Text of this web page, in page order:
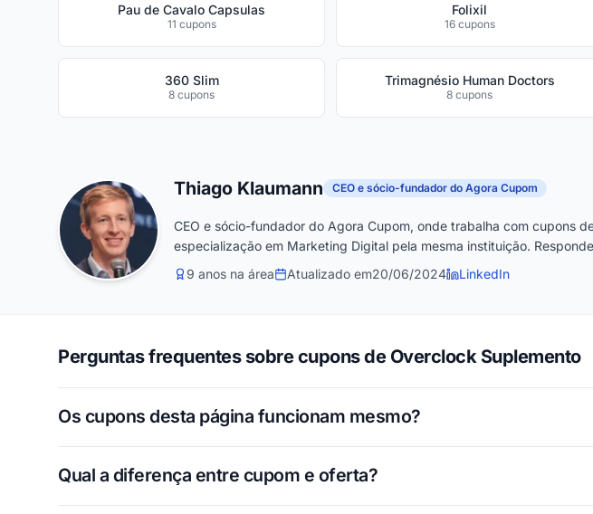
Pau de Cavalo Capsulas
11 cupons
Folixil
16 cupons
360 Slim
8 cupons
Trimagnésio Human Doctors
8 cupons
Thiago Klaumann CEO e sócio-fundador do Agora Cupom
CEO e sócio-fundador do Agora Cupom, onde trabalha com cupons
especialização em Marketing Digital pela mesma instituição.
9 anos na área
Atualizado em20/06/2024 LinkedIn
Perguntas frequentes sobre cupons de Overclock Suplemento
Os cupons desta página funcionam mesmo?
Qual a diferença entre cupom e oferta?